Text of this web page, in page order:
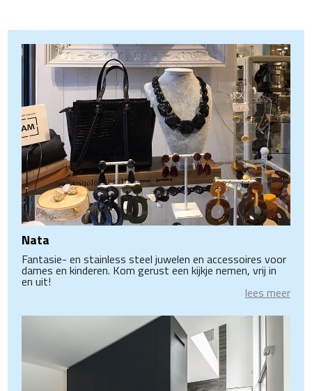
Nata
Fantasie- en stainless steel juwelen en accessoires voor
dames en kinderen. Kom gerust een kijkje nemen, vrij in
en uit!
lees meer